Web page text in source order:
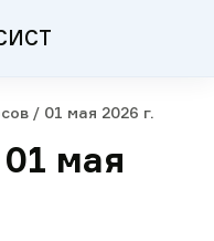
/ 01 мая 2026 г.
мая